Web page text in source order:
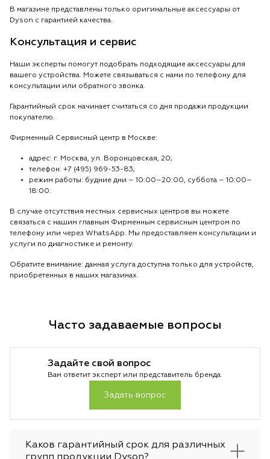
В магазине представлены только оригинальные аксессуары от
Dyson с гарантией качества.
Консультация и сервис
Наши эксперты помогут подобрать подходящие аксессуары для
вашего устройства. Можете связываться с нами по телефону для
консультации или обратного звонка.
Гарантийный срок начинает считаться со дня продажи продукции
покупателю.
Фирменный Сервисный центр в Москве:
адрес: г. Москва, ул. Воронцовская, 20;
телефон: +7 (495) 969-53-83;
режим работы: будние дни – 10:00–20:00, суббота – 10:00–
18:00.
В случае отсутствия местных сервисных центров вы можете
связаться с нашим главным Фирменным сервисным центром по
телефону или через WhatsApp. Мы предоставляем консультации и
услуги по диагностике и ремонту.
Обратите внимание: данная услуга доступна только для устройств,
приобретенных в наших магазинах.
Часто задаваемые вопросы
Задайте свой вопрос
Вам ответит эксперт или представитель бренда.
Задать вопрос
Каков гарантийный срок для различных